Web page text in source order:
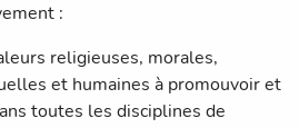
:
religieuses, morales,
et humaines à promouvoir et
toutes les disciplines de